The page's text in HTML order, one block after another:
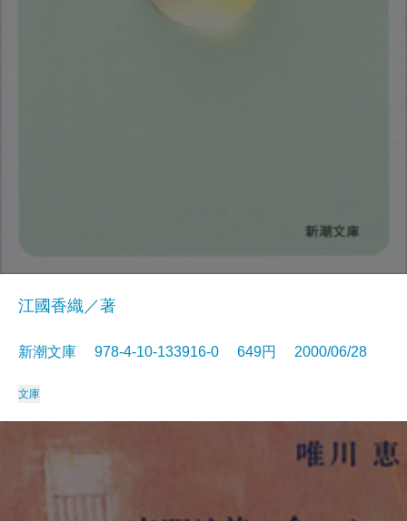
江國香織／著
新潮文庫 978-4-10-133916-0 649円 2000/06/28
文庫